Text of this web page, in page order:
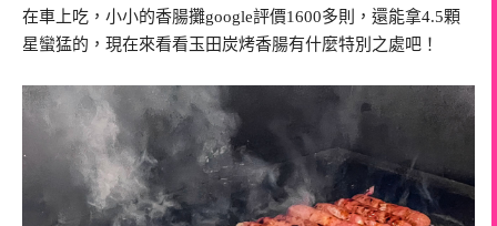
在車上吃，小小的香腸攤google評價1600多則，還能拿4.5顆
星蠻猛的，現在來看看玉田炭烤香腸有什麼特別之處吧！